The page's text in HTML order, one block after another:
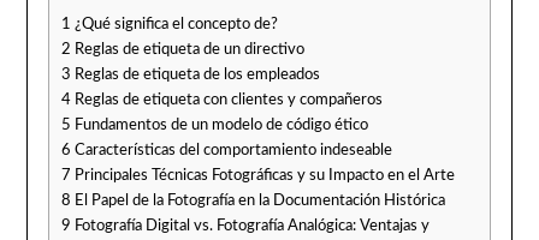
1 ¿Qué significa el concepto de?
2 Reglas de etiqueta de un directivo
3 Reglas de etiqueta de los empleados
4Reglas de etiqueta con clientes y compañeros
5 Fundamentos de un modelo de código ético
6 Características del comportamiento indeseable
7 Principales Técnicas Fotográficas y su Impacto en el Arte
8 El Papel de la Fotografía en la Documentación Histórica
9 Fotografía Digital vs. Fotografía Analógica: Ventajas y